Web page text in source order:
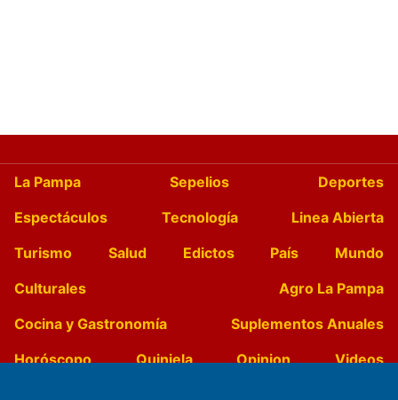
La Pampa Sepelios
Deportes
Espectáculos
Tecnología
Linea Abierta
Turismo
Salud Edictos País
Mundo
Culturales
Agro La Pampa
Cocina y Gastronomía
Suplementos Anuales
Horóscopo
Quiniela Opinion
Videos